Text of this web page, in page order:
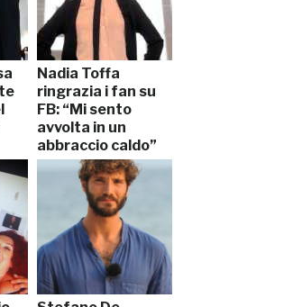
Nadia Toffa
ringrazia i fan su
FB: “Mi sento
avvolta in un
abbraccio caldo”